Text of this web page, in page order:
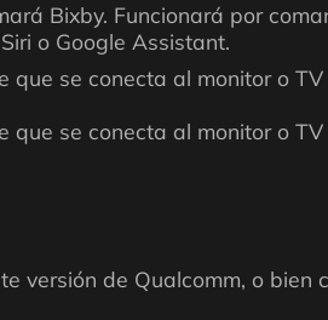
Bixby. Funcionará por
o Google Assistant.
que se conecta al monitor o
que se conecta al monitor o
versión de Qualcomm, o bien